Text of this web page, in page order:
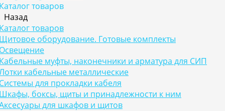
товаров
Назад
товаров
оборудование. Готовые комплекты
муфты, наконечники и арматура для СИП
кабельные металлические
для прокладки кабеля
боксы, щиты и принадлежности к ним
для шкафов и щитов